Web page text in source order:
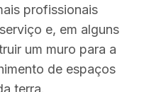
profissionais
e, em alguns
um muro para a
de espaços